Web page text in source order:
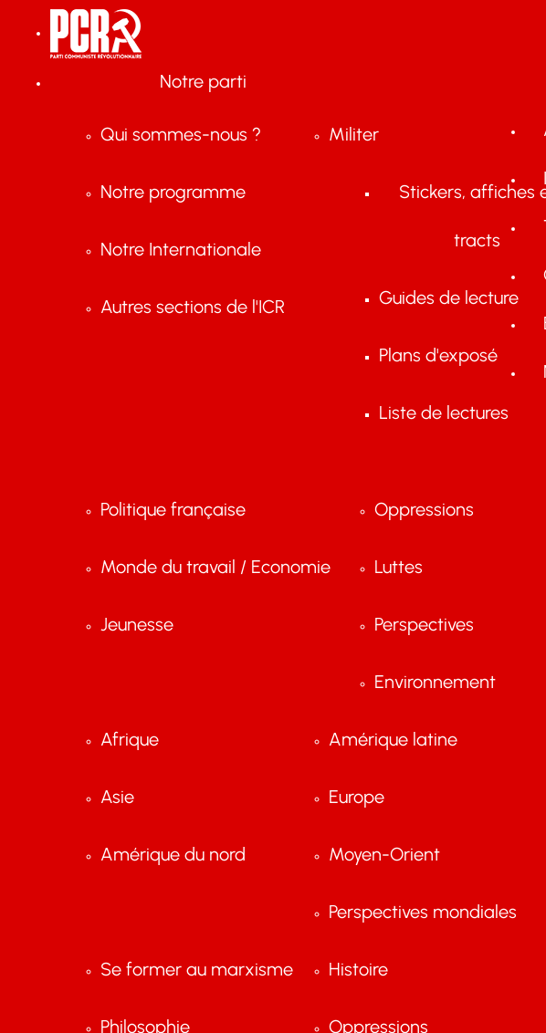
Notre parti
Qui sommes-nous ?
Notre programme
Notre Internationale
Autres sections de l'ICR
Militer
Stickers, affiches
tracts
Guides de lecture
Plans d'exposé
Liste de lectures
Politique française
Monde du travail / Economie
Jeunesse
Oppressions
Luttes
Perspectives
Environnement
Afrique
Asie
Amérique du nord
Amérique latine
Europe
Moyen-Orient
Perspectives mondiales
Se former au marxisme
Philosophie
Histoire
Oppressions